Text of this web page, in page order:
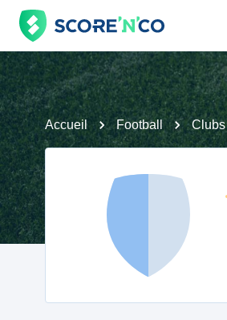
Accueil Football Clubs